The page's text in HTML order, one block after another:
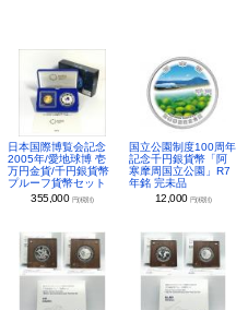
日本国際博覧会記念
2005年/愛地球博 壱
万円金貨/千円銀貨幣
プルーフ貨幣セット
355,000 円(税別)
国立公園制度100周年
記念千円銀貨幣「阿
寒摩周国立公園」R7
年銘 完未品
12,000 円(税別)